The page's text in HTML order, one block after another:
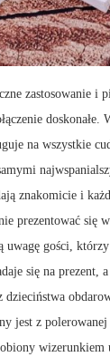
zastosowanie i
doskonałe.
na wszystkie
znakomicie i
prezentować się
gości, którzy
się na prezent,
jest z polerowanej
wizerunkiem